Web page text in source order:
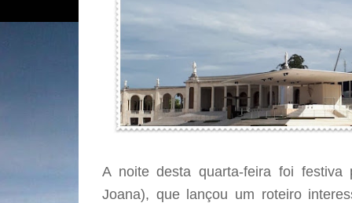
A noite desta quarta-feira foi
Joana), que lançou um roteiro